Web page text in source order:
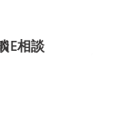
相談